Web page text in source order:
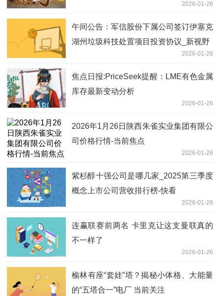
2026-01-26
午间公告：军信股份下属公司签订伊塞克
湖州垃圾科技处置项目投资协议_新视野
2026-01-26
焦点日报:PriceSeek提醒：LME有色金属
库存最新变动分析
2026-01-26
2026年1月26日陕西朱雀实业集团有限公
司价格行情-当前焦点
2026-01-26
紫杉醇十强公司是哪几家_2025第三季度
概念上市公司营收排行榜-快看
2026-01-26
连赢联赛前两名 卡里克让这支曼联真的
不一样了
2026-01-26
榆林有座“套娃”塔？揭秘小体格、大能量
的“五塔合一”电厂 当前关注